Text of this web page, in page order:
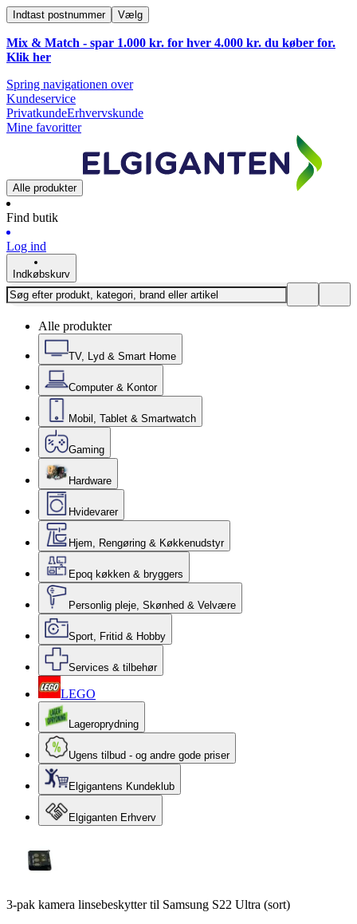
Indtast postnummer Vælg
Mix & Match - spar 1.000 kr. for hver 4.000 kr. du køber for.
Klik her
Spring navigationen over
Kundeservice
PrivatkundeErhvervskunde
Mine favoritter
Alle produkter
Find butik
Log ind
Indkøbskurv
Alle produkter
TV, Lyd & Smart Home
Computer & Kontor
Mobil, Tablet & Smartwatch
Gaming
Hardware
Hvidevarer
Hjem, Rengøring & Køkkenudstyr
Epoq køkken & bryggers
Personlig pleje, Skønhed & Velvære
Sport, Fritid & Hobby
Services & tilbehør
LEGO
Lageroprydning
Ugens tilbud - og andre gode priser
Elgigantens Kundeklub
Elgiganten Erhverv
3-pak kamera linsebeskytter til Samsung S22 Ultra (sort)